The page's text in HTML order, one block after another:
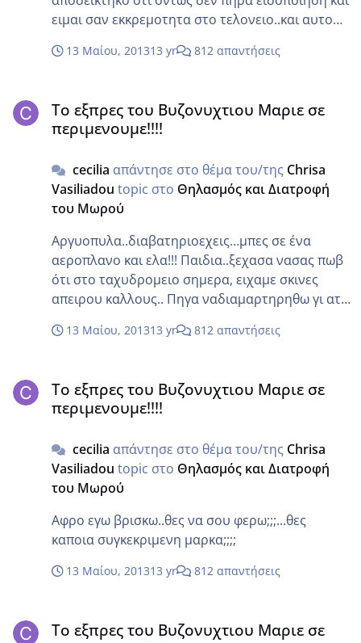
ειμαι σαν εκκρεμοτητα στο τελονειο..και αυτο
χεσω τρομαρα μου.
13 Μαίου, 201313 yr 812 απαντήσεις
Το εξπρες του Βυζονυχτιου Μαριε σε
περιμενουμε!!!!
cecilia απάντησε στο θέμα του/της Chrisa
Vasiliadou topic στο Θηλασμός και Διατροφή
του Μωρού
Αργυοπυλα..διαβατηριοεχεις…μπες σε ένα
αεροπλανο και ελα!!! Παιδια..ξεχασα νασας πωβ
ότι στο ταχυδρομειο σημερα, ειχαμε σκινες
απειρου καλλους.. Πηγα ναδιαμαρτηρηθω γι ατο
εγω λεω που είναι το απαραδεκτο δεμα μου;;;….ε
δε τοβρουνε- η το φαγανε ηδη- θα
μεαποζημιωσουν. Χεστηκα για τηναποζημιωση
Επισης μεενημερωσαν ότι πριν ένα χρονι ειχα
παραλαβειο ένα δεμα και επρεπε να πληροσω
τελωνιακα..τους λεω γιατι το
ηξερα..μουζητησατε ας πουμε λεφτα και εγω
πηρα το δεμα και εφυγα χωρις να σα
ςταδοσω;;;..οχι μου λεει..εκανε καθος η
υπαλληλος κεν ειδε ότι υπηρχε
αν αρνιομουν αυτό θα γινοταν) αλλα τους
13 Μαίου, 201313 yr 812 απαντήσεις
Το εξπρες του Βυζονυχτιου Μαριε σε
περιμενουμε!!!!
cecilia απάντησε στο θέμα του/της Chrisa
Vasiliadou topic στο Θηλασμός και Διατροφή
του Μωρού
Αφρο εγω βρισκω..θες να σου φερω;;;...θες
καποια συγκεκριμενη μαρκα;;;;
13 Μαίου, 201313 yr 812 απαντήσεις
Το εξπρες του Βυζονυχτιου Μαριε σε